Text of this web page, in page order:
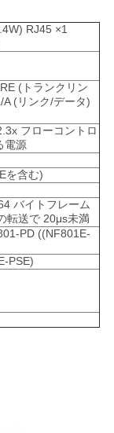
RJ45 ×1
(トランクリン
(リンク/データ)
フローコントロ
電源
を含む)
バイトフレーム
転送で 20μs未満
PD ((NF801E-
PSE)